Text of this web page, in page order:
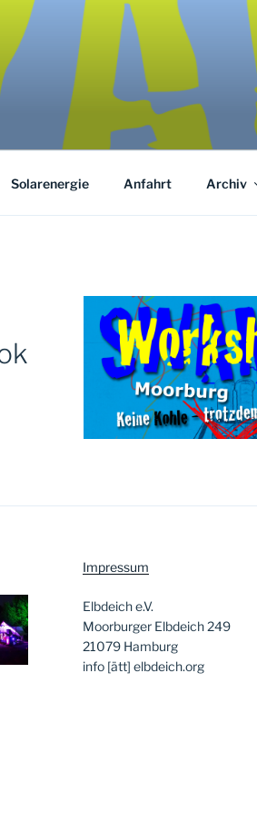
Solarenergie Anfahrt Archiv
Impressum
Elbdeich e.V.
Moorburger Elbdeich 249
21079 Hamburg
info [ätt] elbdeich.org